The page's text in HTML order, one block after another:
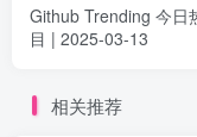
Github Trending 今日
目 | 2025-03-13
相关推荐